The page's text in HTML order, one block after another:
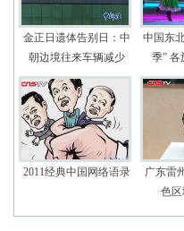
金正日遗体告别日：中
朝边境往来车辆减少
中国东
季” 各
2011经典中国网络语录
广东雷
色